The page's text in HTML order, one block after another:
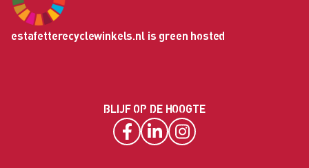
estafetterecyclewinkels.nl is green hosted
BLIJF OP DE HOOGTE